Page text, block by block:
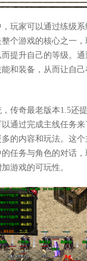
玩家可以通过练级
个游戏的核心之一
提升自己的等级。
和装备，从而让自
，传奇最老版本1.5还
通过完成主线任务
的内容和玩法。这
任务与角色的对话
游戏的可玩性。